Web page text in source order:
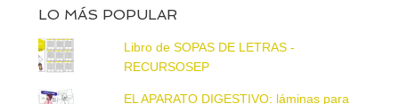
LO MÁS POPULAR
Libro de SOPAS DE LETRAS -
RECURSOSEP
EL APARATO DIGESTIVO: láminas para